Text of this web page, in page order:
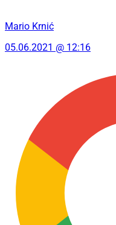
Mario Krnić
05.06.2021 @ 12:16